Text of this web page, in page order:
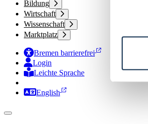
Bildung
Wirtschaft
Wissenschaft
Marktplatz
Bremen barrierefrei
Login
Leichte Sprache
Zur Deutschen Gebärdensprache
English